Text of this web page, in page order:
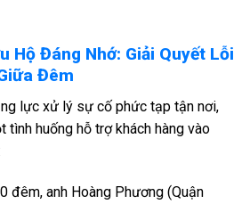
Hộ Đáng Nhớ: Giải Quyết Lỗi
Đêm
lực xử lý sự cố phức tạp tận nơi,
tình huống hỗ trợ khách hàng vào
đêm, anh Hoàng Phương (Quận